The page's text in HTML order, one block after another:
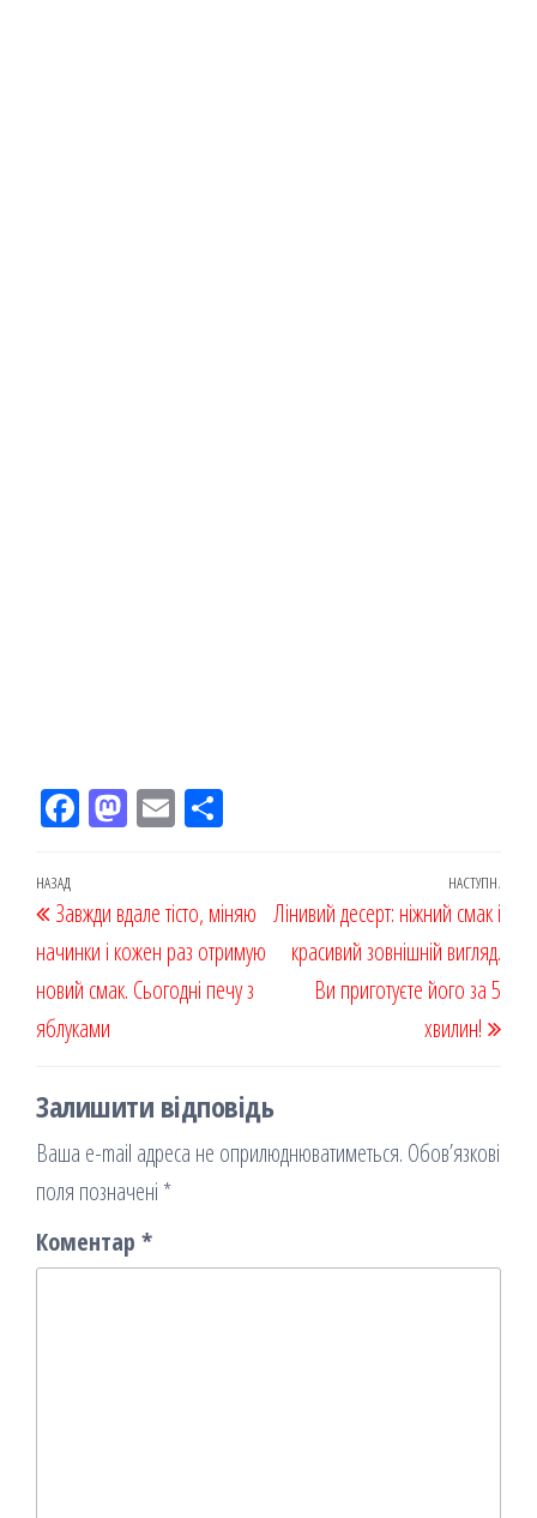
Fac
k
M
on
Em
ис
я
Навігація
записів
Попередній
запис
НАЗАД
Завжди вдале тісто, міняю
начинки і кожен раз отримую
новий смак. Сьогодні печу з
яблуками
НАСТУПН.
Лінивий десерт: ніжний смак і
красивий зовнішній вигляд.
Ви приготуєте його за 5
хвилин!
Залишити відповідь
Ваша e-mail адреса не оприлюднюватиметься. Обов’язкові
поля позначені *
Коментар *